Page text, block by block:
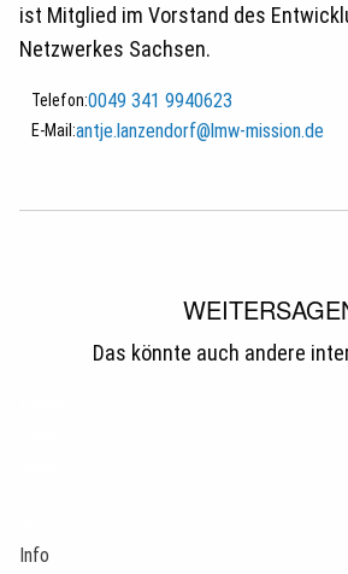
ist Mitglied im Vorstand des
Netzwerkes Sachsen.
Telefon:0049 341 9940623
E-Mail:antje.lanzendorf@lmw-mission.de
Das könnte auch andere
Info